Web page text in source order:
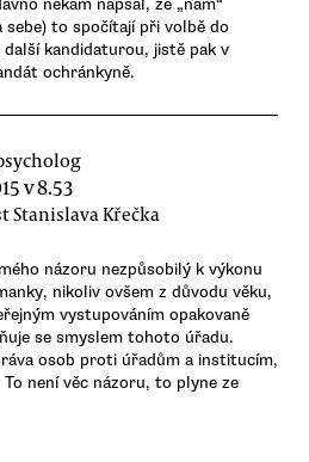
někam napsal, že „nám“
to spočítají při volbě do
kandidaturou, jistě pak v
ochránkyně.
v 8.53
Stanislava Křečka
názoru nezpůsobilý k výkonu
nikoliv ovšem z důvodu věku,
vystupováním opakovaně
se smyslem tohoto úřadu.
osob proti úřadům a institucím,
není věc názoru, to plyne ze